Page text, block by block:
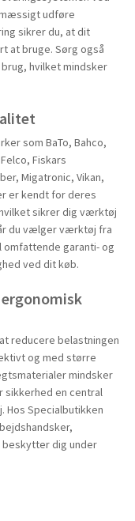
udføre
sikrer du, at dit
at bruge. Sørg også
hvilket mindsker
som BaTo, Bahco,
Fiskars
Migatronic, Vikan,
er kendt for deres
sikrer dig værktøj
du vælger værktøj fra
garanti- og
ved dit køb.
reducere belastningen
og med større
mindsker
en central
Hos Specialbutikken
dig under